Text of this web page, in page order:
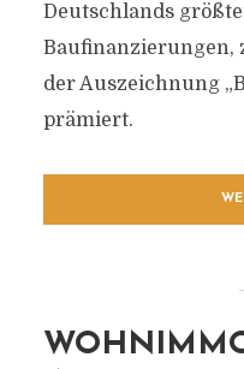
Deutschlands
Baufinanzierungen,
der Auszeichnung
prämiert.